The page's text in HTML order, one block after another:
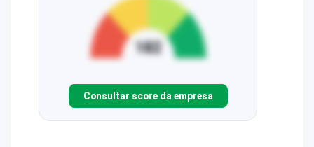
Consultar score da empresa